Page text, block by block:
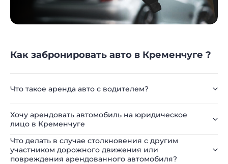
Как забронировать авто в Кременчуге ?
Что такое аренда авто с водителем?
Хочу арендовать автомобиль на юридическое
лицо в Кременчуге
Что делать в случае столкновения с другим
участником дорожного движения или
повреждения арендованного автомобиля?